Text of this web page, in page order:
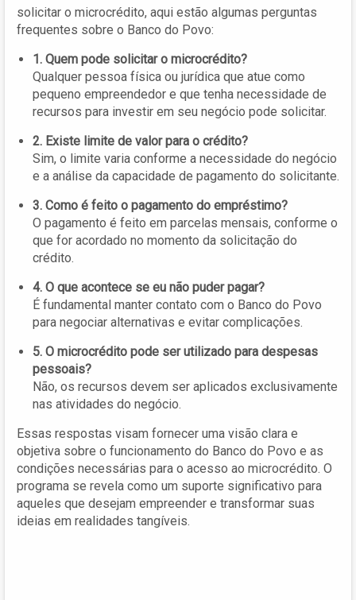
solicitar o microcrédito, aqui estão algumas perguntas
frequentes sobre o Banco do Povo:
1. Quem pode solicitar o microcrédito?
Qualquer pessoa física ou jurídica que atue como
pequeno empreendedor e que tenha necessidade de
recursos para investir em seu negócio pode solicitar.
2. Existe limite de valor para o crédito?
Sim, o limite varia conforme a necessidade do negócio
e a análise da capacidade de pagamento do solicitante.
3. Como é feito o pagamento do empréstimo?
O pagamento é feito em parcelas mensais, conforme o
que for acordado no momento da solicitação do
crédito.
4. O que acontece se eu não puder pagar?
É fundamental manter contato com o Banco do Povo
para negociar alternativas e evitar complicações.
5. O microcrédito pode ser utilizado para despesas
pessoais?
Não, os recursos devem ser aplicados exclusivamente
nas atividades do negócio.
Essas respostas visam fornecer uma visão clara e
objetiva sobre o funcionamento do Banco do Povo e as
condições necessárias para o acesso ao microcrédito. O
programa se revela como um suporte significativo para
aqueles que desejam empreender e transformar suas
ideias em realidades tangíveis.